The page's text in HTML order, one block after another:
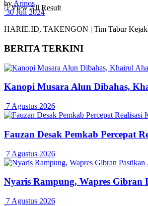
View All Result
by Arinos
30 Juli 2024
HARIE.ID, TAKENGON | Tim Tabur
BERITA TERKINI
Kanopi Musara Alun Dibahas,
7 Agustus 2026
Fauzan Desak Pemkab Percepat
7 Agustus 2026
Nyaris Rampung, Wapres Gibran
7 Agustus 2026